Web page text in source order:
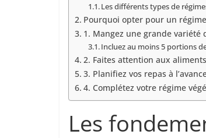
Les différents types de
Pourquoi opter pour un
1. Mangez une grande variété
Incluez au moins 5 portions
2. Faites attention aux
3. Planifiez vos repas à
4. Complétez votre régime
Les